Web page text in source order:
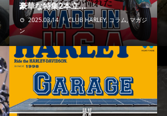
豪華な特集2本立...
2025.03.14 CLUB HARLEY, コラム,マガジ
ン